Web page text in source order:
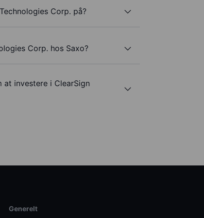
Corp. på?
Corp. hos Saxo?
investere i ClearSign
Generelt